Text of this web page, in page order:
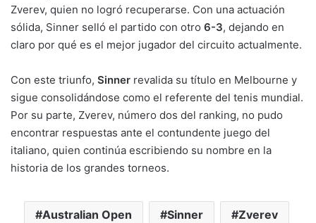
Zverev, quien no logró recuperarse. Con una actuación
sólida, Sinner selló el partido con otro 6-3, dejando en
claro por qué es el mejor jugador del circuito actualmente.
Con este triunfo, Sinner revalida su título en Melbourne y
sigue consolidándose como el referente del tenis mundial.
Por su parte, Zverev, número dos del ranking, no pudo
encontrar respuestas ante el contundente juego del
italiano, quien continúa escribiendo su nombre en la
historia de los grandes torneos.
Australian Open Sinner Zverev